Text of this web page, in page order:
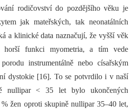
rodičovství do pozdějšího věku je
jak mateřských, tak neonatálních
a klinické data naznačují, že vyšší věk
funkci myometria, a tím vede
instrumentálně nebo císařským
dystokie [16]. To se potvrdilo i v naší
nullipar < 35 let bylo ukončených
žen oproti skupině nullipar 35–40 let,